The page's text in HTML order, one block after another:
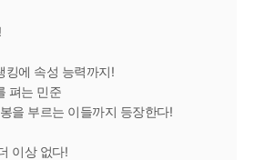
킹에 속성 능력까지!
펴는 민준
을 부르는 이들까지 등장한다!
이상 없다!